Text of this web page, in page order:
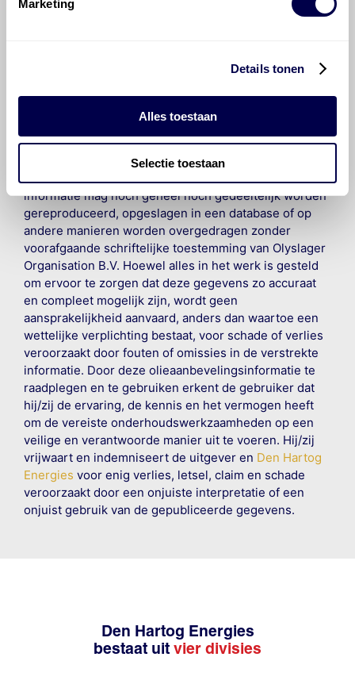
Marketing
Details tonen
Alles toestaan
Selectie toestaan
Voor welke onderdelen van de
©OlyslagerAlle rechten voorbehouden. Deze
informatie mag noch geheel noch gedeeltelijk worden
gereproduceerd, opgeslagen in een database of op
andere manieren worden overgedragen zonder
voorafgaande schriftelijke toestemming van Olyslager
Organisation B.V. Hoewel alles in het werk is gesteld
om ervoor te zorgen dat deze gegevens zo accuraat
en compleet mogelijk zijn, wordt geen
aansprakelijkheid aanvaard, anders dan waartoe een
wettelijke verplichting bestaat, voor schade of verlies
veroorzaakt door fouten of omissies in de verstrekte
informatie. Door deze olieaanbevelingsinformatie te
raadplegen en te gebruiken erkent de gebruiker dat
hij/zij de ervaring, de kennis en het vermogen heeft
om de vereiste onderhoudswerkzaamheden op een
veilige en verantwoorde manier uit te voeren. Hij/zij
vrijwaart en indemniseert de uitgever en Den Hartog
Energies voor enig verlies, letsel, claim en schade
veroorzaakt door een onjuiste interpretatie of een
onjuist gebruik van de gepubliceerde gegevens.
Den Hartog Energies
bestaat uit vier divisies